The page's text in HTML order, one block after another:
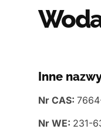
Inne
Nr CAS:
Nr WE: 231-